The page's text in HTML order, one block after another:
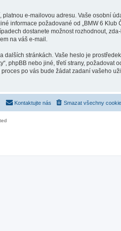
e-mailovou adresu. Vaše osobní
informace požadované od „BMW 6 Klub
dostanete možnost rozhodnout,
na váš e-mail.
stránkách. Vaše heslo je
phpBB nebo jiné, třetí strany, požadovat
po vás bude žádat zadaní vašeho
Smazat všechny
Kontaktujte nás